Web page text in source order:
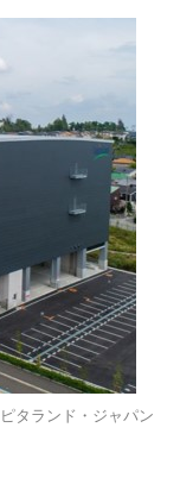
タランド・ジャパン